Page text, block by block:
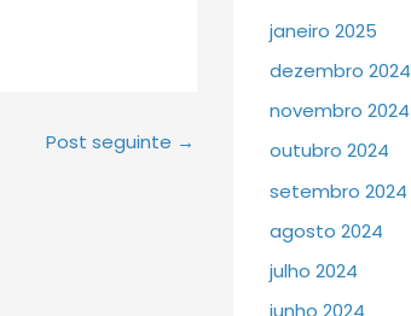
Post seguinte →
janeiro 2025
dezembro 2024
novembro 2024
outubro 2024
setembro 2024
agosto 2024
julho 2024